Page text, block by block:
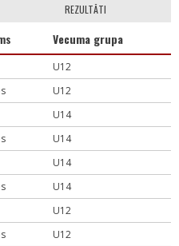
REZULTĀTI
Vecuma grupa
U12
U12
U14
U14
U14
U14
U12
U12